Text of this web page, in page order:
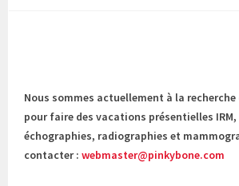
Nous sommes actuellement à la
pour faire des vacations présentielles IRM,
échographies, radiographies et
contacter :webmaster@pinkybone.com